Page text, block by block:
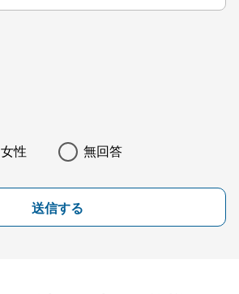
女性 無回答
送信する